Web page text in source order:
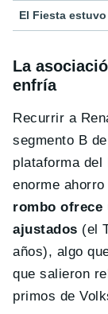
El Fiesta
La
enfría
Recurrir a
segmento B
plataforma
enorme
rombo ofrece
ajustados (el
años), algo
que salieron
primos de